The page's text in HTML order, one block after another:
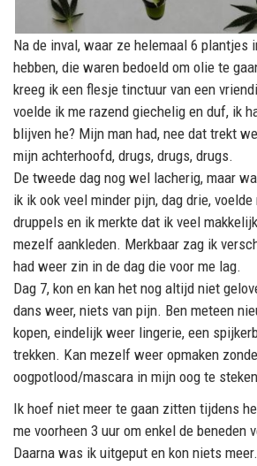
Na de inval, waar ze helemaal 6 plantjes
hebben, die waren bedoeld om olie te
kreeg ik een flesje tinctuur van een
voelde ik me razend giechelig en duf, ik
blijven he? Mijn man had, nee dat trekt
mijn achterhoofd, drugs, drugs, drugs.
De tweede dag nog wel lacherig, maar
ik ik ook veel minder pijn, dag drie, voelde
druppels en ik merkte dat ik veel
mezelf aankleden. Merkbaar zag ik
had weer zin in de dag die voor me lag.
Dag 7, kon en kan het nog altijd niet
dans weer, niets van pijn. Ben meteen
kopen, eindelijk weer lingerie, een
trekken. Kan mezelf weer opmaken
oogpotlood/mascara in mijn oog te
Ik hoef niet meer te gaan zitten tijdens
me voorheen 3 uur om enkel de beneden
Daarna was ik uitgeput en kon niets meer.